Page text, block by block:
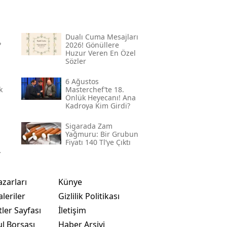
Dualı Cuma Mesajları
2026! Gönüllere
Huzur Veren En Özel
Sözler
6 Ağustos
Masterchef’te 18.
Önlük Heyecanı! Ana
Kadroya Kim Girdi?
Sigarada Zam
Yağmuru: Bir Grubun
Fiyatı 140 Tl’ye Çıktı
Sayfası
Borsası
Künye
Gizlilik Politikası
İletişim
Haber Arşivi